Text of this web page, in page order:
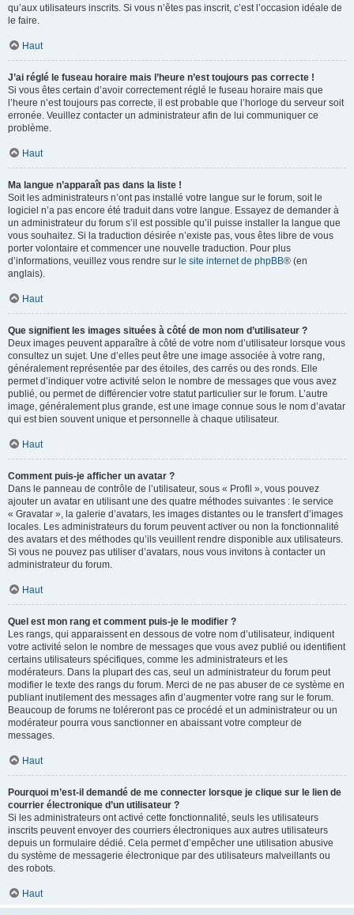
qu’aux utilisateurs inscrits. Si vous n’êtes pas inscrit, c’est l’occasion idéale de
le faire.
Haut
J’ai réglé le fuseau horaire mais l’heure n’est toujours pas correcte !
Si vous êtes certain d’avoir correctement réglé le fuseau horaire mais que
l’heure n’est toujours pas correcte, il est probable que l’horloge du serveur soit
erronée. Veuillez contacter un administrateur afin de lui communiquer ce
problème.
Haut
Ma langue n’apparaît pas dans la liste !
Soit les administrateurs n’ont pas installé votre langue sur le forum, soit le
logiciel n’a pas encore été traduit dans votre langue. Essayez de demander à
un administrateur du forum s’il est possible qu’il puisse installer la langue que
vous souhaitez. Si la traduction désirée n’existe pas, vous êtes libre de vous
porter volontaire et commencer une nouvelle traduction. Pour plus
d’informations, veuillez vous rendre sur le site internet de phpBB® (en
anglais).
Haut
Que signifient les images situées à côté de mon nom d’utilisateur ?
Deux images peuvent apparaître à côté de votre nom d’utilisateur lorsque vous
consultez un sujet. Une d’elles peut être une image associée à votre rang,
généralement représentée par des étoiles, des carrés ou des ronds. Elle
permet d’indiquer votre activité selon le nombre de messages que vous avez
publié, ou permet de différencier votre statut particulier sur le forum. L’autre
image, généralement plus grande, est une image connue sous le nom d’avatar
qui est bien souvent unique et personnelle à chaque utilisateur.
Haut
Comment puis-je afficher un avatar ?
Dans le panneau de contrôle de l’utilisateur, sous « Profil », vous pouvez
ajouter un avatar en utilisant une des quatre méthodes suivantes : le service
« Gravatar », la galerie d’avatars, les images distantes ou le transfert d’images
locales. Les administrateurs du forum peuvent activer ou non la fonctionnalité
des avatars et des méthodes qu’ils veuillent rendre disponible aux utilisateurs.
Si vous ne pouvez pas utiliser d’avatars, nous vous invitons à contacter un
administrateur du forum.
Haut
Quel est mon rang et comment puis-je le modifier ?
Les rangs, qui apparaissent en dessous de votre nom d’utilisateur, indiquent
votre activité selon le nombre de messages que vous avez publié ou identifient
certains utilisateurs spécifiques, comme les administrateurs et les
modérateurs. Dans la plupart des cas, seul un administrateur du forum peut
modifier le texte des rangs du forum. Merci de ne pas abuser de ce système en
publiant inutilement des messages afin d’augmenter votre rang sur le forum.
Beaucoup de forums ne toléreront pas ce procédé et un administrateur ou un
modérateur pourra vous sanctionner en abaissant votre compteur de
messages.
Haut
Pourquoi m’est-il demandé de me connecter lorsque je clique sur le lien de
courrier électronique d’un utilisateur ?
Si les administrateurs ont activé cette fonctionnalité, seuls les utilisateurs
inscrits peuvent envoyer des courriers électroniques aux autres utilisateurs
depuis un formulaire dédié. Cela permet d’empêcher une utilisation abusive
du système de messagerie électronique par des utilisateurs malveillants ou
des robots.
Haut